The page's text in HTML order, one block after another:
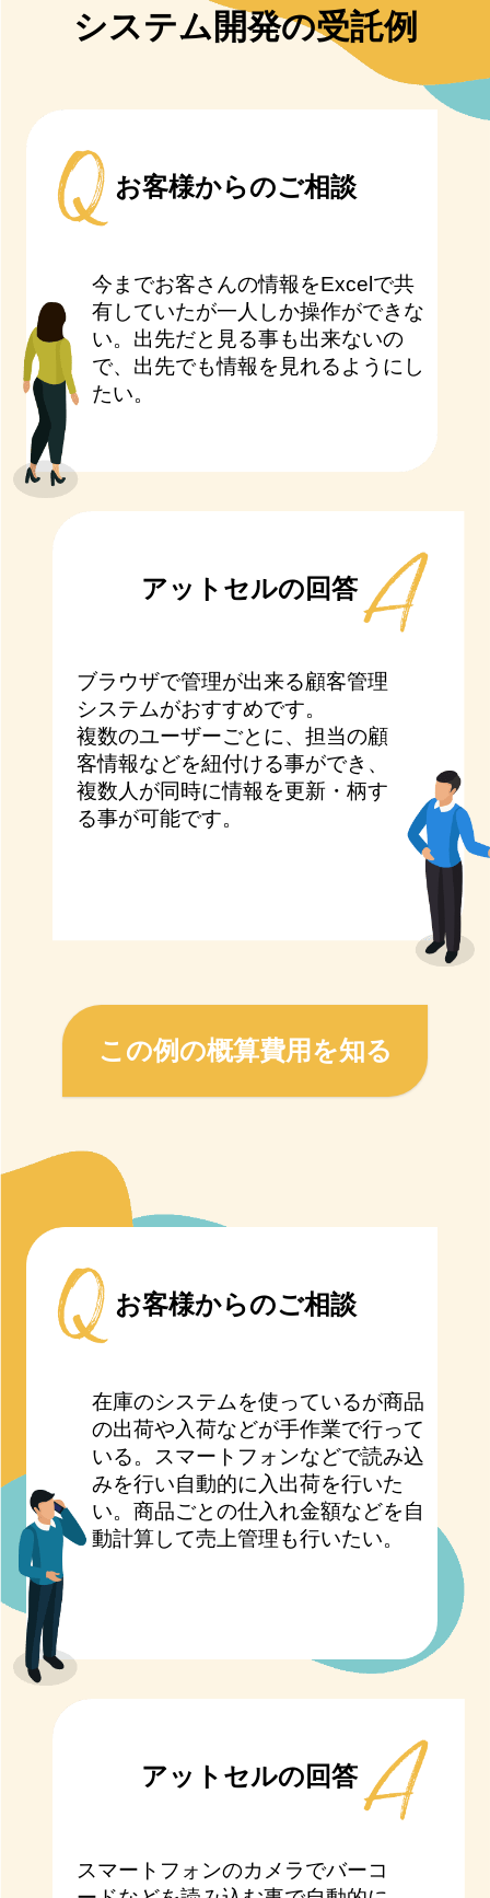
システム開発の受託例
お客様からのご相談
今までお客さんの情報をExcelで共
有していたが一人しか操作ができな
い。出先だと見る事も出来ないの
で、出先でも情報を見れるようにし
たい。
アットセルの回答
ブラウザで管理が出来る顧客管理
システムがおすすめです。
複数のユーザーごとに、担当の顧
客情報などを紐付ける事ができ、
複数人が同時に情報を更新・柄す
る事が可能です。
この例の概算費用を知る
お客様からのご相談
在庫のシステムを使っているが商品
の出荷や入荷などが手作業で行って
いる。スマートフォンなどで読み込
みを行い自動的に入出荷を行いた
い。商品ごとの仕入れ金額などを自
動計算して売上管理も行いたい。
アットセルの回答
スマートフォンのカメラでバーコ